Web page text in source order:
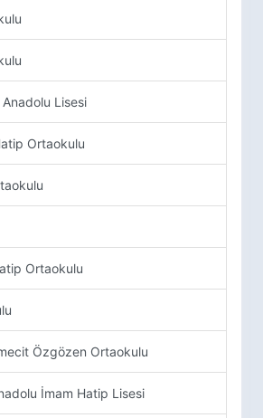
Lisesi
Ortaokulu
Ortaokulu
Özgözen Ortaokulu
İmam Hatip Lisesi